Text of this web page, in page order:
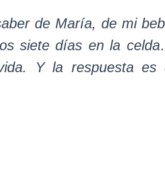
de María, de mi
siete días en la
Y la respuesta